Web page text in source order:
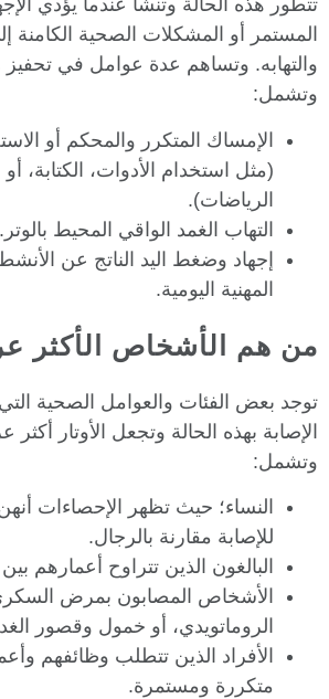
تتطور هذه الحالة وتنشأ عندما يؤدي
المستمر أو المشكلات الصحية الكامنة
والتهابه. وتساهم عدة عوامل في تحفيز
وتشمل:
الإمساك المتكرر والمحكم أو
(مثل استخدام الأدوات، الكتابة،
الرياضات).
التهاب الغمد الواقي المحيط بالوتر.
إجهاد وضغط اليد الناتج عن
المهنية اليومية.
من هم الأشخاص الأكثر
توجد بعض الفئات والعوامل الصحية
الإصابة بهذه الحالة وتجعل الأوتار أكثر
وتشمل:
النساء؛ حيث تظهر الإحصاءات
للإصابة مقارنة بالرجال.
البالغون الذين تتراوح أعمارهم بين 40 إلى 60 عامًا.
الأشخاص المصابون بمرض
الروماتويدي، أو خمول وقصور
الأفراد الذين تتطلب وظائفهم
متكررة ومستمرة.